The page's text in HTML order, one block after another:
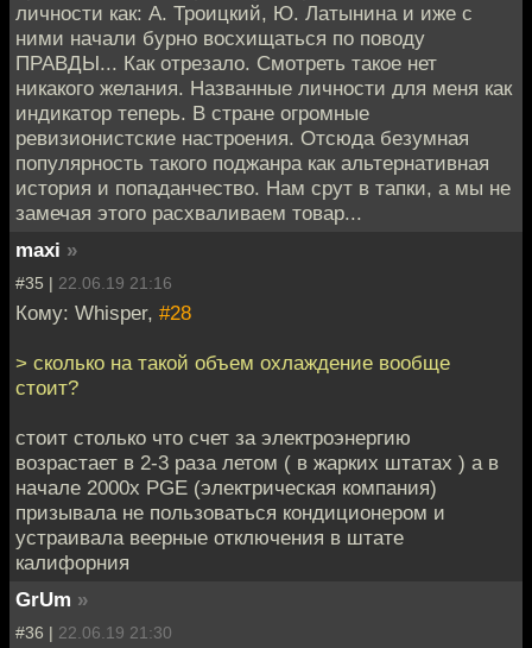
личности как: А. Троицкий, Ю. Латынина и иже с
ними начали бурно восхищаться по поводу
ПРАВДЫ... Как отрезало. Смотреть такое нет
никакого желания. Названные личности для меня как
индикатор теперь. В стране огромные
ревизионистские настроения. Отсюда безумная
популярность такого поджанра как альтернативная
история и попаданчество. Нам срут в тапки, а мы не
замечая этого расхваливаем товар...
maxi »
#35 | 22.06.19 21:16
Кому: Whisper, #28
> сколько на такой объем охлаждение вообще
стоит?
стоит столько что счет за электроэнергию
возрастает в 2-3 раза летом ( в жарких штатах ) а в
начале 2000х PGE (электрическая компания)
призывала не пользоваться кондиционером и
устраивала веерные отключения в штате
калифорния
GrUm »
#36 | 22.06.19 21:30